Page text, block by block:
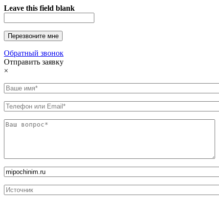
Leave this field blank
Обратный звонок
Отправить заявку
×